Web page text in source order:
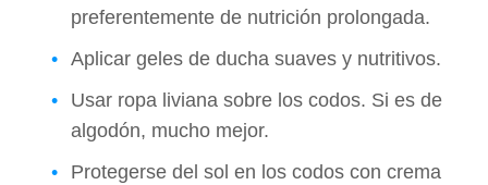
preferentemente de nutrición prolongada.
Aplicar geles de ducha suaves y nutritivos.
Usar ropa liviana sobre los codos. Si es de
algodón, mucho mejor.
Protegerse del sol en los codos con crema